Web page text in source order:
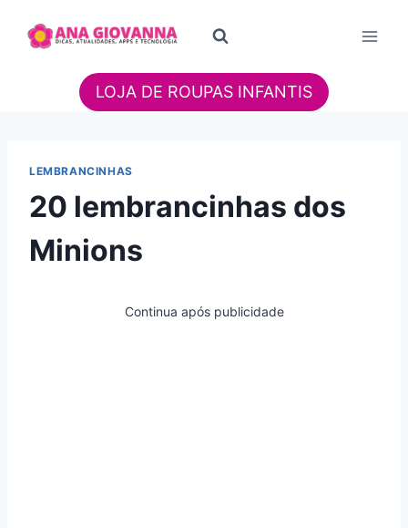
para
LOJA DE ROUPAS INFANTIS
LEMBRANCINHAS
20 lembrancinhas dos
Minions
Continua após publicidade